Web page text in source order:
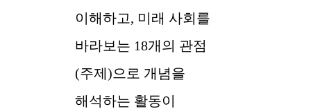
이해하고, 미래 사회를
바라보는 18개의 관점
(주제)으로 개념을
해석하는 활동이